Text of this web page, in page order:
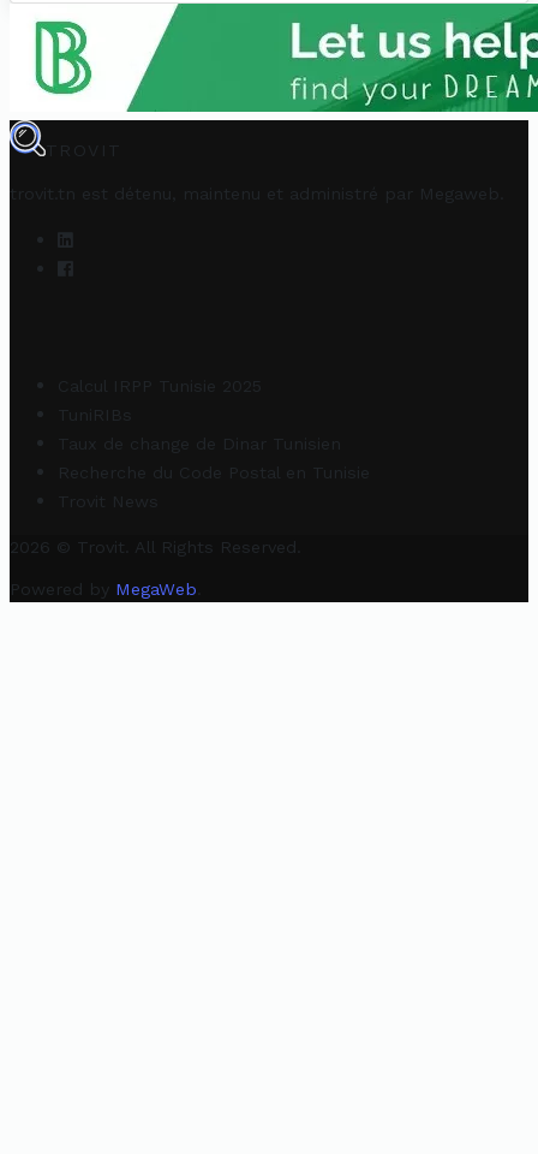
TROVIT
trovit.tn est détenu, maintenu et administré par Megaweb
Calcul IRPP Tunisie 2025
TuniRIBs
Taux de change de Dinar Tunisien
Recherche du Code Postal en Tunisie
Trovit News
2026 © Trovit. All Rights Reserved.
Powered by MegaWeb